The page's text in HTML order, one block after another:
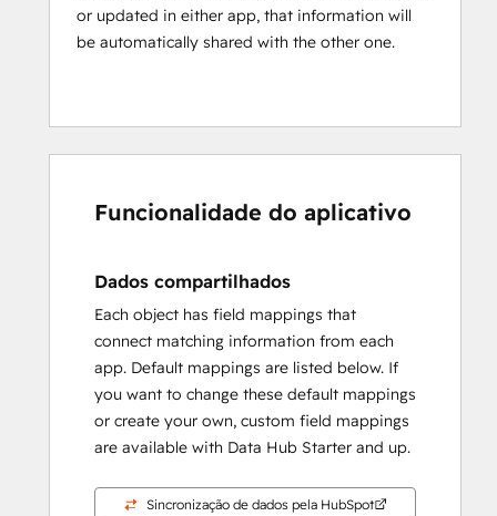
or updated in either app, that information will
be automatically shared with the other one.
Funcionalidade do aplicativo
Dados compartilhados
Each object has field mappings that
connect matching information from each
app. Default mappings are listed below. If
you want to change these default mappings
or create your own, custom field mappings
are available with Data Hub Starter and up.
Sincronização de dados pela HubSpot